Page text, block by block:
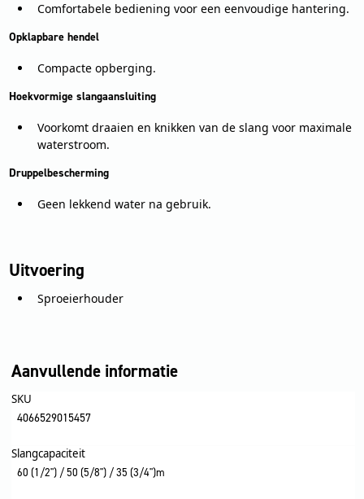
Comfortabele bediening voor een eenvoudige hantering.
Opklapbare hendel
Compacte opberging.
Hoekvormige slangaansluiting
Voorkomt draaien en knikken van de slang voor maximale
waterstroom.
Druppelbescherming
Geen lekkend water na gebruik.
Uitvoering
Sproeierhouder
Aanvullende informatie
SKU
4066529015457
Slangcapaciteit
60 (1/2") / 50 (5/8") / 35 (3/4")m